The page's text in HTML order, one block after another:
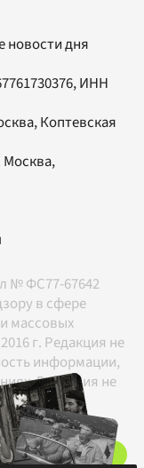
новости дня
ИНН
Коптевская
Москва,
№ ФС77-67642
в сфере
массовых
г. Редакция не
информации,
Редакция не
с